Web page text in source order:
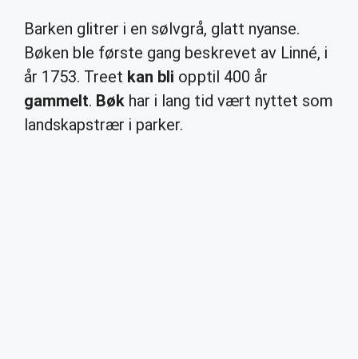
Barken glitrer i en sølvgrå, glatt nyanse.
Bøken ble første gang beskrevet av Linné, i
år 1753. Treet kan bli opptil 400 år
gammelt. Bøk har i lang tid vært nyttet som
landskapstrær i parker.